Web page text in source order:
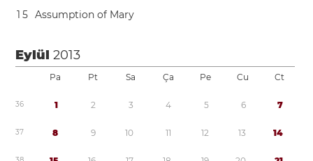
1 5 Assumption of Mary
Eylül2013
Pa Pt Sa Ça Pe Cu Ct
36 1 2 3 4 5 6 7
37 8 9 10 11 12 13 14